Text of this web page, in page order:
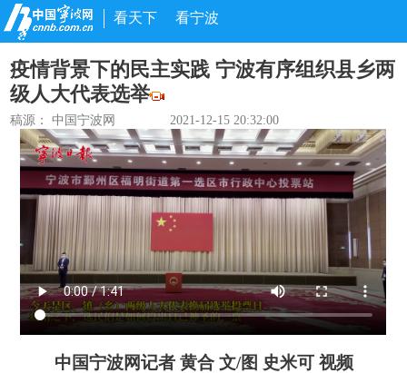
看天下 看宁波
疫情背景下的民主实践 宁波有序组织县乡两
级人大代表选举
稿源： 中国宁波网 2021-12-15 20:32:00
中国宁波网记者 黄合 文/图 史米可 视频